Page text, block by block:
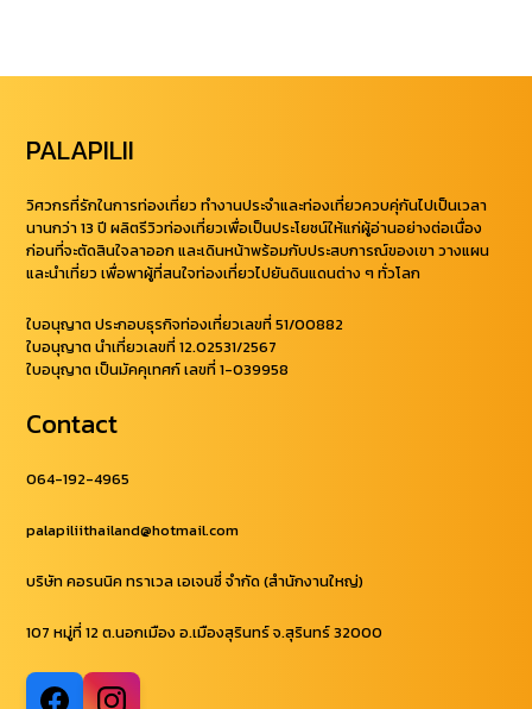
PALAPILII
วิศวกรที่รักในการท่องเที่ยว ทำงานประจำและท่องเที่ยวควบคุ่กันไปเป็นเวลา
นานกว่า 13 ปี ผลิตรีวิวท่องเที่ยวเพื่อเป็นประโยชน์ให้แก่ผู้อ่านอย่างต่อเนื่อง
ก่อนที่จะตัดสินใจลาออก และเดินหน้าพร้อมกับประสบการณ์ของเขา วางแผน
และนำเที่ยว เพื่อพาผู้ที่สนใจท่องเที่ยวไปยันดินแดนต่าง ๆ ทั่วโลก
ใบอนุญาต ประกอบธุรกิจท่องเที่ยวเลขที่ 51/00882
ใบอนุญาต นำเที่ยวเลขที่ 12.02531/2567
ใบอนุญาต เป็นมัคคุเทศก์ เลขที่ 1-039958
Contact
064-192-4965
palapiliithailand@hotmail.com
บริษัท คอรนนิค ทราเวล เอเจนซี่ จำกัด (สำนักงานใหญ่)
107 หมู่ที่ 12 ต.นอกเมือง อ.เมืองสุรินทร์ จ.สุรินทร์ 32000